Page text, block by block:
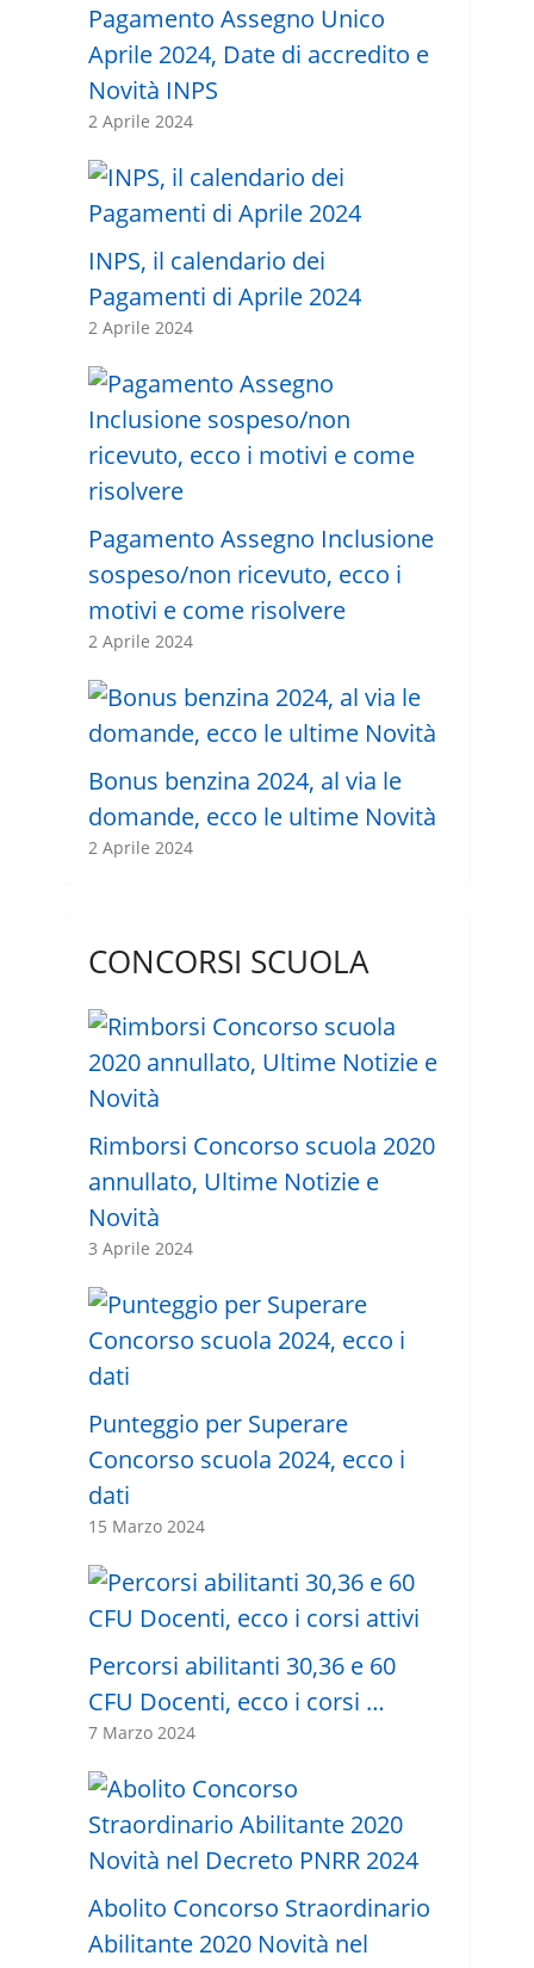
Pagamento Assegno Unico
Aprile 2024, Date di accredito e
Novità INPS
2 Aprile 2024
INPS, il calendario dei
Pagamenti di Aprile 2024
2 Aprile 2024
Pagamento Assegno Inclusione
sospeso/non ricevuto, ecco i
motivi e come risolvere
2 Aprile 2024
Bonus benzina 2024, al via le
domande, ecco le ultime Novità
2 Aprile 2024
CONCORSI SCUOLA
Rimborsi Concorso scuola 2020
annullato, Ultime Notizie e
Novità
3 Aprile 2024
Punteggio per Superare
Concorso scuola 2024, ecco i
dati
15 Marzo 2024
Percorsi abilitanti 30,36 e 60
CFU Docenti, ecco i corsi …
7 Marzo 2024
Abolito Concorso Straordinario
Abilitante 2020 Novità nel